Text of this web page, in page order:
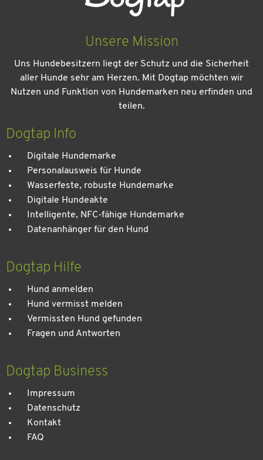
Kein Urlaub ohne meinen Hund: Leitfaden für einen
Unsere Mission
Uns Hundebesitzern liegt der Schutz und die Sicherheit
aller Hunde sehr am Herzen. Mit Dogtap möchten wir
Nutzen und Funktion von Hundemarken neu erfinden und
teilen.
Dogtap Info
Digitale Hundemarke
Personalausweis für Hunde
Wasserfeste, robuste Hundemarke
Digitale Hundeakte
Intelligente, NFC-fähige Hundemarke
Datenanhänger für den Hund
Dogtap Hilfe
Hund anmelden
Hund vermisst melden
Vermissten Hund gefunden
Fragen und Antworten
Dogtap Business
Impressum
Datenschutz
Kontakt
FAQ